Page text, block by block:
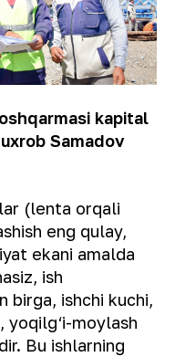
kapital
Samadov
(lenta orqali
eng qulay,
ekani amalda
ish
birga, ishchi kuchi,
moylash
Bu ishlarning